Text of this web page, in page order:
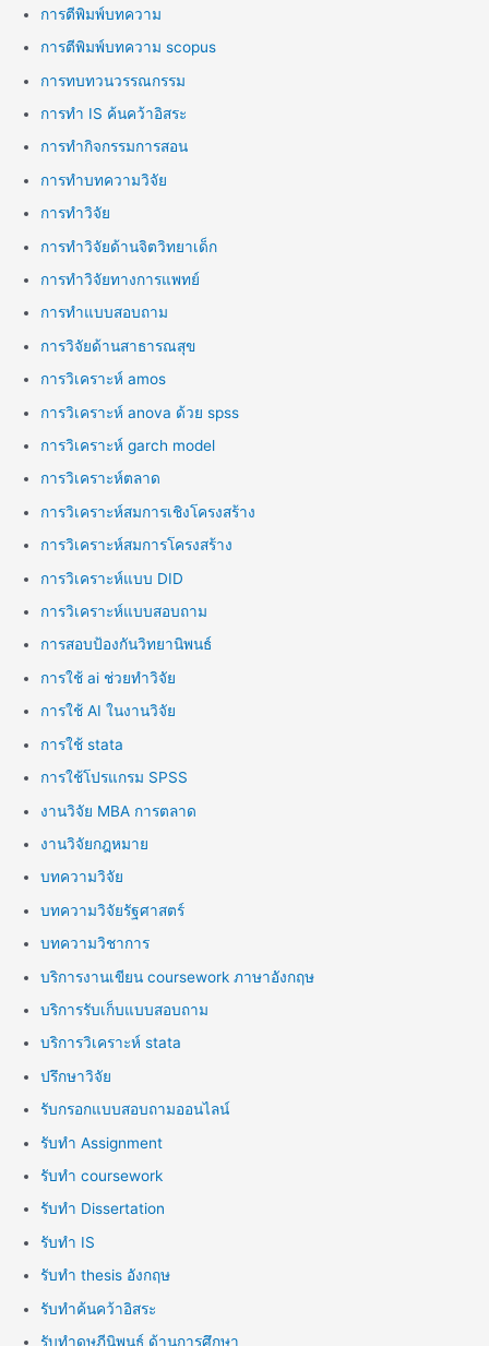
การตีพิมพ์บทความ
การตีพิมพ์บทความ scopus
การทบทวนวรรณกรรม
การทำ IS ค้นคว้าอิสระ
การทำกิจกรรมการสอน
การทำบทความวิจัย
การทำวิจัย
การทำวิจัยด้านจิตวิทยาเด็ก
การทำวิจัยทางการแพทย์
การทำแบบสอบถาม
การวิจัยด้านสาธารณสุข
การวิเคราะห์ amos
การวิเคราะห์ anova ด้วย spss
การวิเคราะห์ garch model
การวิเคราะห์ตลาด
การวิเคราะห์สมการเชิงโครงสร้าง
การวิเคราะห์สมการโครงสร้าง
การวิเคราะห์แบบ DID
การวิเคราะห์แบบสอบถาม
การสอบป้องกันวิทยานิพนธ์
การใช้ ai ช่วยทำวิจัย
การใช้ AI ในงานวิจัย
การใช้ stata
การใช้โปรแกรม SPSS
งานวิจัย MBA การตลาด
งานวิจัยกฎหมาย
บทความวิจัย
บทความวิจัยรัฐศาสตร์
บทความวิชาการ
บริการงานเขียน coursework ภาษาอังกฤษ
บริการรับเก็บแบบสอบถาม
บริการวิเคราะห์ stata
ปรึกษาวิจัย
รับกรอกแบบสอบถามออนไลน์
รับทำ Assignment
รับทำ coursework
รับทำ Dissertation
รับทำ IS
รับทำ thesis อังกฤษ
รับทำค้นคว้าอิสระ
รับทำดุษฎีนิพนธ์ ด้านการศึกษา